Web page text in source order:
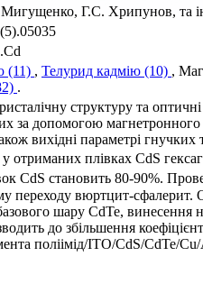
Г.С. Хрипунов, та
(11) , Телурид кадмію (10) ,
.
структуру та
за допомогою магнетронного
вихідні параметрі
у отриманих плівках CdS
CdS становить 80-90%.
переходу вюртцит-сфалерит.
шару CdTe, винесення
до збільшення
поліімід/ITO/CdS/CdTe/